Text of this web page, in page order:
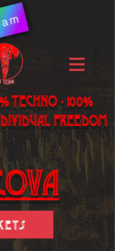
Techno - 100%
freedom